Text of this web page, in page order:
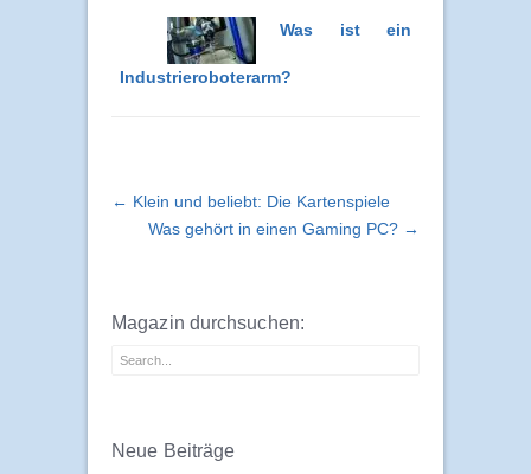
Was ist ein
Industrieroboterarm?
← Klein und beliebt: Die Kartenspiele
Was gehört in einen Gaming PC? →
Magazin durchsuchen:
Neue Beiträge